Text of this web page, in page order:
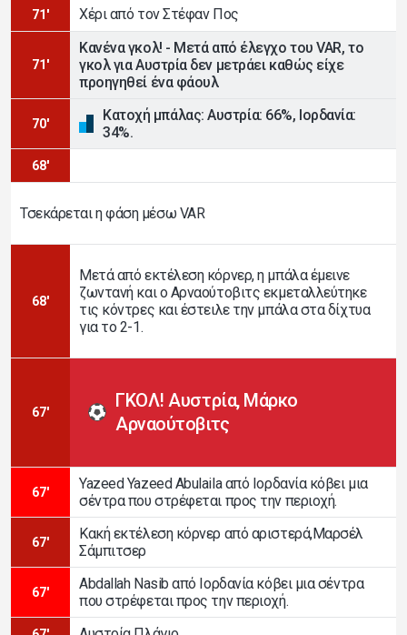
71' Χέρι από τον Στέφαν Πος
71'
Κανένα γκολ! - Μετά από έλεγχο του VAR, το
γκολ για Αυστρία δεν μετράει καθώς είχε
προηγηθεί ένα φάουλ
70'
Κατοχή μπάλας: Αυστρία: 66%, Ιορδανία:
34%.
68'
Τσεκάρεται η φάση μέσω VAR
68'
Μετά από εκτέλεση κόρνερ, η μπάλα έμεινε
ζωντανή και ο Αρναούτοβιτς εκμεταλλεύτηκε
τις κόντρες και έστειλε την μπάλα στα δίχτυα
για το 2-1.
67'
ΓΚΟΛ! Αυστρία, Μάρκο
Αρναούτοβιτς
67'
Yazeed Yazeed Abulaila από Ιορδανία κόβει μια
σέντρα που στρέφεται προς την περιοχή.
67'
Κακή εκτέλεση κόρνερ από αριστερά,Μαρσέλ
Σάμπιτσερ
67'
Abdallah Nasib από Ιορδανία κόβει μια σέντρα
που στρέφεται προς την περιοχή.